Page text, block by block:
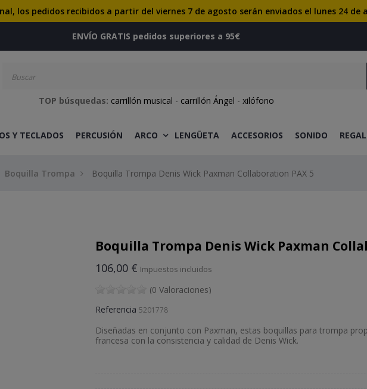
los pedidos recibidos a partir del viernes 7 de agosto serán enviados el lunes 24 de
ENVÍO GRATIS pedidos superiores a 95€
TOP búsquedas: carrillón musical - carrillón Ángel - xilófono
Y TECLADOS PERCUSIÓN ARCO LENGÜETA ACCESORIOS SONIDO
Boquilla Trompa Boquilla Trompa Denis Wick Paxman Collaboration PAX 5
Boquilla Trompa Denis Wick Paxman
106,00 € Impuestos incluidos
(0 Valoraciones)
Referencia 5201778
Diseñadas en conjunto con Paxman, estas boquillas para trompa
francesa con la consistencia y calidad de Denis Wick.